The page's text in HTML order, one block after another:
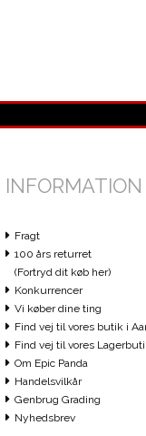
INFORMATION
Fragt
100 års returret
(Fortryd dit køb her)
Konkurrencer
Vi køber dine ting
Find vej til vores butik i
Find vej til vores
Om Epic Panda
Handelsvilkår
Genbrug Grading
Nyhedsbrev